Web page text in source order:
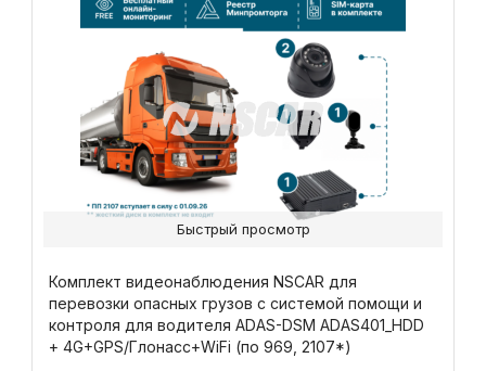
Комплект видеонаблюдения NSCAR для
перевозки опасных грузов с системой помощи и
контроля для водителя ADAS-DSM ADAS401_HDD
+ 4G+GPS/Глонасс+WiFi (по 969, 2107*)
Быстрый просмотр